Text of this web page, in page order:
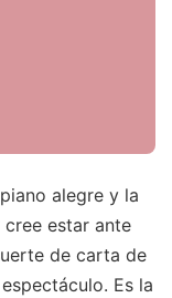
alegre y la
estar ante
de carta de
Es la